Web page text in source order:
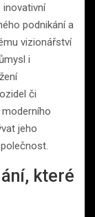
inovativní
podnikání a
vizionářství
i
či
jeho
které